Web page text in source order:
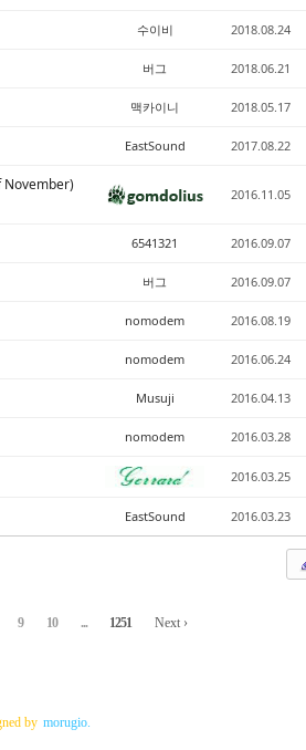
수이비 2018.08.24
버그 2018.06.21
맥카이니 2018.05.17
EastSound 2017.08.22
November)
2016.11.05
6541321 2016.09.07
버그 2016.09.07
nomodem 2016.08.19
nomodem 2016.06.24
Musuji 2016.04.13
nomodem 2016.03.28
2016.03.25
EastSound 2016.03.23
9 10 ... 1251 Next ›
by morugio.